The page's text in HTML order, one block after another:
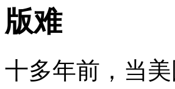
版难
十多年前，当